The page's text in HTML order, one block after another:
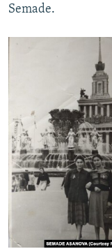
Semade.